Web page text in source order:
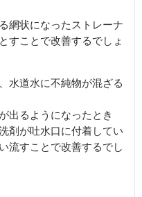
網状になったストレーナ
すことで改善するでしょ
水道水に不純物が混ざる
出るようになったとき
剤が吐水口に付着してい
流すことで改善するでし